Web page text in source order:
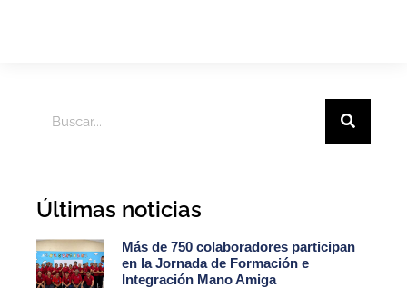
Últimas noticias
Más de 750 colaboradores participan
en la Jornada de Formación e
Integración Mano Amiga